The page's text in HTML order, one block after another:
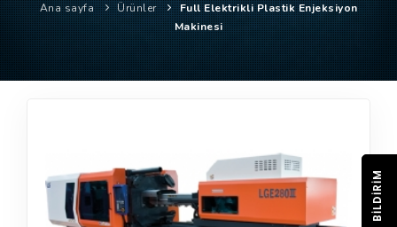
NASIL ÇALIŞIR?
YARDIM
Ana sayfa Ürünler
Full Elektrikli Plastik Enjeksiyon
Makinesi
BILDIRIM